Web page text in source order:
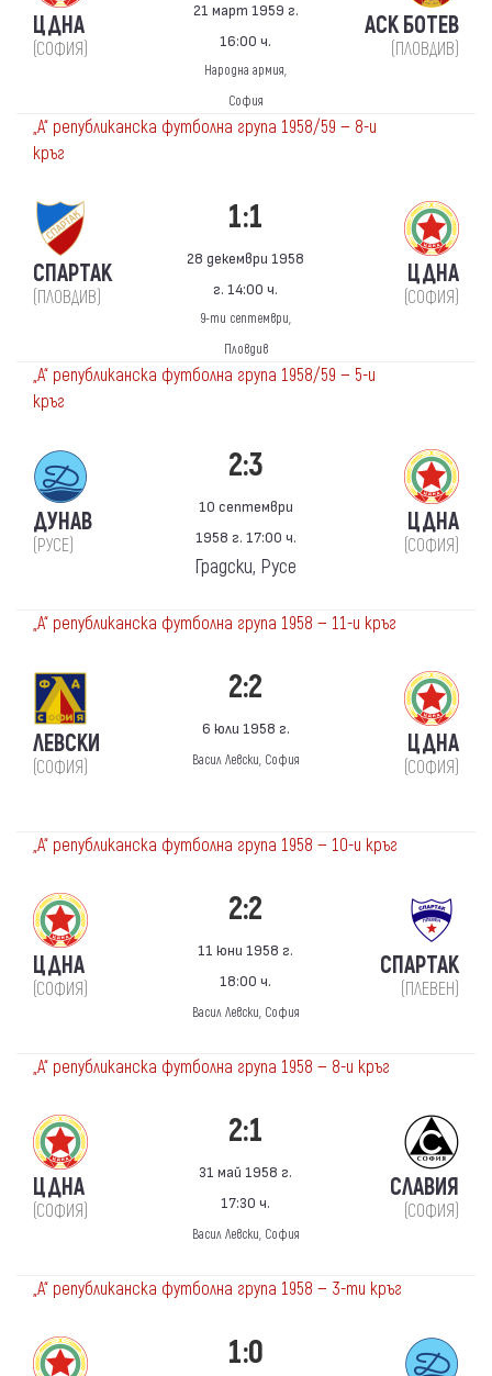
ЦДНА
(СОФИЯ)
21 март 1959 г.
16:00 ч.
Народна армия,
София
АСК БОТЕВ
(ПЛОВДИВ)
„А“ републиканска футболна група 1958/59 — 8-и
кръг
СПАРТАК
(ПЛОВДИВ)
1:1
28 декември 1958
г. 14:00 ч.
9-ти септември,
Пловдив
ЦДНА
(СОФИЯ)
„А“ републиканска футболна група 1958/59 — 5-и
кръг
ДУНАВ
(РУСЕ)
2:3
10 септември
1958 г. 17:00 ч.
Градски, Русе
ЦДНА
(СОФИЯ)
„А“ републиканска футболна група 1958 — 11-и кръг
ЛЕВСКИ
(СОФИЯ)
2:2
6 юли 1958 г.
Васил Левски, София
ЦДНА
(СОФИЯ)
„А“ републиканска футболна група 1958 — 10-и кръг
ЦДНА
(СОФИЯ)
2:2
11 юни 1958 г.
18:00 ч.
Васил Левски, София
СПАРТАК
(ПЛЕВЕН)
„А“ републиканска футболна група 1958 — 8-и кръг
ЦДНА
(СОФИЯ)
2:1
31 май 1958 г.
17:30 ч.
Васил Левски, София
СЛАВИЯ
(СОФИЯ)
„А“ републиканска футболна група 1958 — 3-ти кръг
1:0